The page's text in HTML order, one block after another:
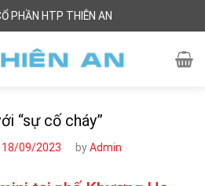
PHẦN HTP THIÊN AN
“sự cố cháy”
18/09/2023 byAdmin